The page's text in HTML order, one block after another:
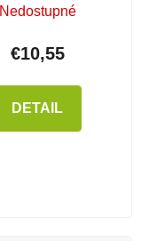
Nedostupné
€10,55
DETAIL